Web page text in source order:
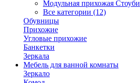
Модульная прихожая Стоуби
Все категории (12)
Обувницы
Прихожие
Угловые прихожие
Банкетки
Зеркала
Мебель для ванной комнаты
Зеркало